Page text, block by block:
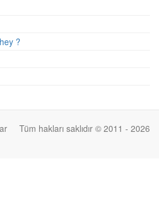
?
Tüm hakları saklıdır © 2011 - 2026